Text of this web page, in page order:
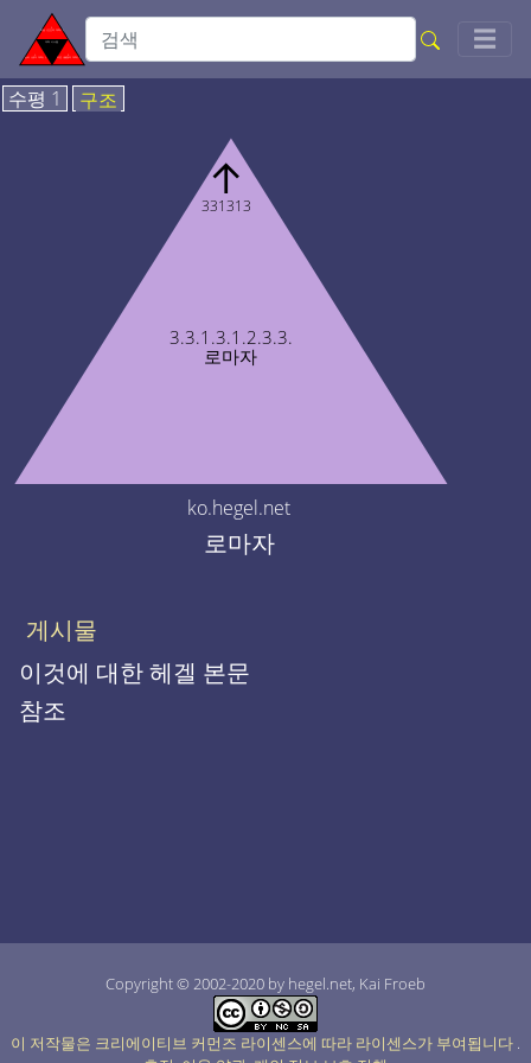
☰
수평 1 구조
3.3.1.3.1.2.3.3.
로마자
↑
331313
ko.hegel.net
로마자
게시물
이것에 대한 헤겔 본문
참조
Copyright © 2002-2020 by hegel.net, Kai Froeb
이 저작물은 크리에이티브 커먼즈 라이센스에 따라 라이센스가 부여됩니다 .